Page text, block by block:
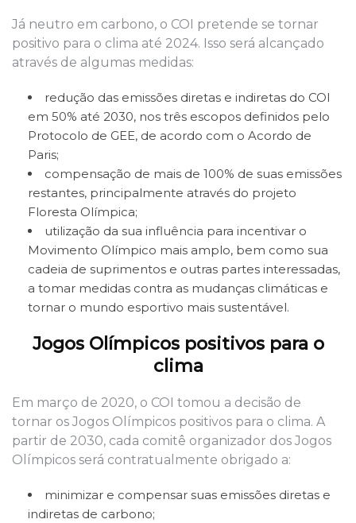
Já neutro em carbono, o COI pretende se tornar
positivo para o clima até 2024. Isso será alcançado
através de algumas medidas:
redução das emissões diretas e indiretas do COI
em 50% até 2030, nos três escopos definidos pelo
Protocolo de GEE, de acordo com o Acordo de
Paris;
compensação de mais de 100% de suas emissões
restantes, principalmente através do projeto
Floresta Olímpica;
utilização da sua influência para incentivar o
Movimento Olímpico mais amplo, bem como sua
cadeia de suprimentos e outras partes interessadas,
a tomar medidas contra as mudanças climáticas e
tornar o mundo esportivo mais sustentável.
Jogos Olímpicos positivos para o
clima
Em março de 2020, o COI tomou a decisão de
tornar os Jogos Olímpicos positivos para o clima. A
partir de 2030, cada comitê organizador dos Jogos
Olímpicos será contratualmente obrigado a:
minimizar e compensar suas emissões diretas e
indiretas de carbono;